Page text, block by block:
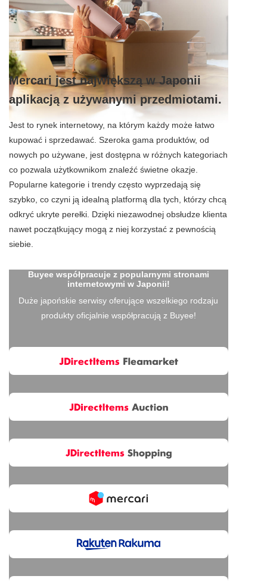
Mercari jest największą w Japonii
aplikacją z używanymi przedmiotami.
Jest to rynek internetowy, na którym każdy może łatwo
kupować i sprzedawać. Szeroka gama produktów, od
nowych po używane, jest dostępna w różnych kategoriach
co pozwala użytkownikom znaleźć świetne okazje.
Popularne kategorie i trendy często wyprzedają się
szybko, co czyni ją idealną platformą dla tych, którzy chcą
odkryć ukryte perełki. Dzięki niezawodnej obsłudze klienta
nawet początkujący mogą z niej korzystać z pewnością
siebie.
Buyee współpracuje z popularnymi stronami
internetowymi w Japonii!
Duże japońskie serwisy oferujące wszelkiego rodzaju
produkty oficjalnie współpracują z Buyee!